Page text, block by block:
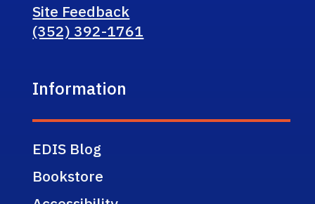
Site Feedback
(352) 392-1761
Information
EDIS Blog
Bookstore